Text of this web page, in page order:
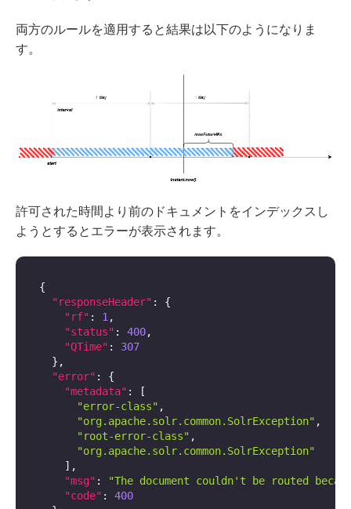
両方のルールを適用すると結果は以下のようになりま
す。
許可された時間より前のドキュメントをインデックスし
ようとするとエラーが表示されます。
{
"responseHeader" :
{
"rf" : 1,
"status" : 400,
"QTime" :
307
} ,
"error" :
{
"metadata" :
[
"error-class" ,
"org.apache.solr.common.SolrException" ,
"root-error-class" ,
"org.apache.solr.common.SolrException"
] ,
"msg" :
"The document couldn't be routed
"code" :
400